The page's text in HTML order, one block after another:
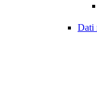
Dati